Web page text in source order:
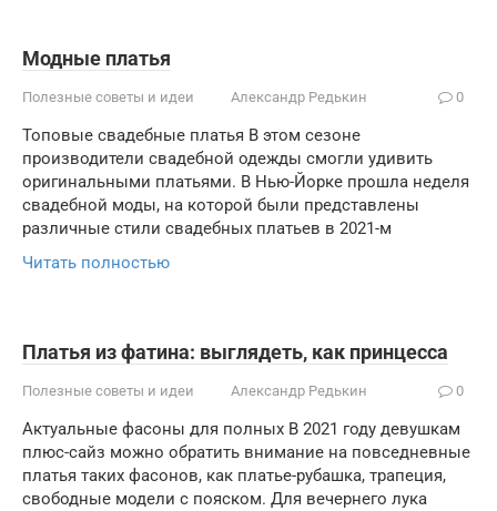
Модные платья
Полезные советы и идеи Александр Редькин 0
Топовые свадебные платья В этом сезоне
производители свадебной одежды смогли удивить
оригинальными платьями. В Нью-Йорке прошла неделя
свадебной моды, на которой были представлены
различные стили свадебных платьев в 2021-м
Читать полностью
Платья из фатина: выглядеть, как принцесса
Полезные советы и идеи Александр Редькин 0
Актуальные фасоны для полных В 2021 году девушкам
плюс-сайз можно обратить внимание на повседневные
платья таких фасонов, как платье-рубашка, трапеция,
свободные модели с пояском. Для вечернего лука